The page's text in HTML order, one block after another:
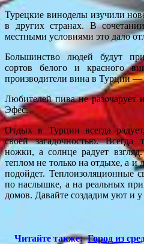
Турецкие виноделы изучили
в других странах. В
местными условиями это дало
Большинство людей будут
сортов белого и красного
производители вина в Турции
Любителей пива не
Эфес.
Отдых в Турции всегда
своей загадочностью.
ножки, а солнце радует
теплом не только на отдыхе, а и
подойдет. Теплоизоляционные
по наслышке, а на реальных
домов. Давайте создадим уют и у
Читайте также: Город из